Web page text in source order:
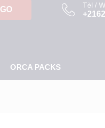
GO
Tèl /
ORCA PACKS